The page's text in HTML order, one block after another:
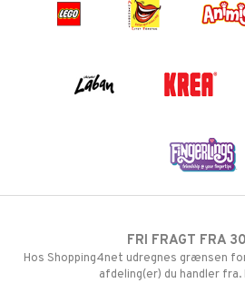
FRI FRAGT FRA
Hos Shopping4net udregnes grænsen
afdeling(er) du handler